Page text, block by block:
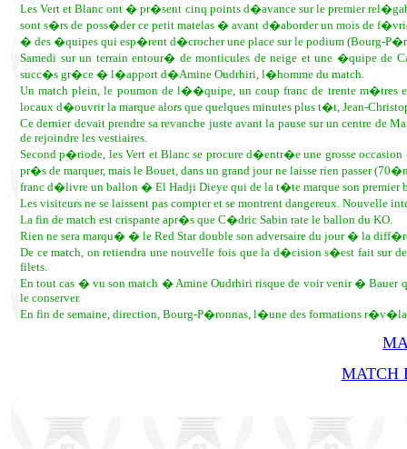
Les Vert et Blanc ont � pr�sent cinq points d�avance sur le premier
sont s�rs de poss�der ce petit matelas � avant d�aborder un mois de
� des �quipes qui esp�rent d�crocher une place sur le podium (Bourg-
Samedi sur un terrain entour� de monticules de neige et une �quipe de
succ�s gr�ce � l�apport d�Amine Oudrhiri, l�homme du match.
Un match plein, le poumon de l��quipe, un coup franc de trente m�tres
locaux d�ouvrir la marque alors que quelques minutes plus t�t, Jean-
Ce dernier devait prendre sa revanche juste avant la pause sur un centre
de rejoindre les vestiaires.
Second p�riode, les Vert et Blanc se procure d�entr�e une grosse
pr�s de marquer, mais le Bouet, dans un grand jour ne laisse rien passer
franc d�livre un ballon � El Hadji Dieye qui de la t�te marque son premier
Les visiteurs ne se laissent pas compter et se montrent dangereux.
La fin de match est crispante apr�s que C�dric Sabin rate le ballon du KO.
Rien ne sera marqu� � le Red Star double son adversaire du jour � la
De ce match, on retiendra une nouvelle fois que la d�cision s�est fait sur
filets.
En tout cas � vu son match � Amine Oudrhiri risque de voir venir � Bauer
le conserver.
En fin de semaine, direction, Bourg-P�ronnas, l�une des formations
MATCH